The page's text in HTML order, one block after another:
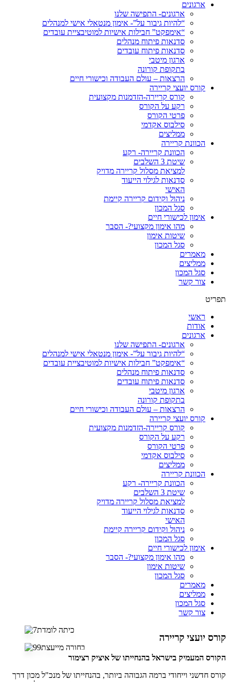
ארגונים
ארגונים- התפישה שלנו
“להיות גיבור על”- אימון מנטאלי אישי למנהלים
“אימפקט” חבילות אישיות למוטיבציית עובדים
סדנאות פיתוח מנהלים
סדנאות פיתוח עובדים
ארגון מיטבי
בתקופת קורונה
הרצאות – עולם העבודה וכישורי חיים
קורס יועצי קריירה
קורס קריירה-הזדמנות מקצועית
רקע על הקורס
פרטי הקורס
סילבוס אקדמי
ממליצים
הכוונת קריירה
הכוונת קריירה- רקע
שיטת 3 השלבים
למציאת מסלול קריירה מדויק
סדנאות לגילוי הייעוד
האישי
ניהול וקידום קריירה קיימת
סגל המכון
אימון לכישורי חיים
מהו אימון מקצועי?- הסבר
שיטות אימון
סגל המכון
מאמרים
ממליצים
סגל המכון
צור קשר
תפריט
ראשי
אודות
ארגונים
ארגונים- התפישה שלנו
“להיות גיבור על”- אימון מנטאלי אישי למנהלים
“אימפקט” חבילות אישיות למוטיבציית עובדים
סדנאות פיתוח מנהלים
סדנאות פיתוח עובדים
ארגון מיטבי
בתקופת קורונה
הרצאות – עולם העבודה וכישורי חיים
קורס יועצי קריירה
קורס קריירה-הזדמנות מקצועית
רקע על הקורס
פרטי הקורס
סילבוס אקדמי
ממליצים
הכוונת קריירה
הכוונת קריירה- רקע
שיטת 3 השלבים
למציאת מסלול קריירה מדויק
סדנאות לגילוי הייעוד
האישי
ניהול וקידום קריירה קיימת
סגל המכון
אימון לכישורי חיים
מהו אימון מקצועי?- הסבר
שיטות אימון
סגל המכון
מאמרים
ממליצים
סגל המכון
צור קשר
קורס יועצי קריירה
הקורס המעמיק בישראל בהנחייתו של איציק רצימור
קורס חדשני וייחודי ברמה הגבוהה ביותר, בהנחייתו של מנכ"ל מכון דרך